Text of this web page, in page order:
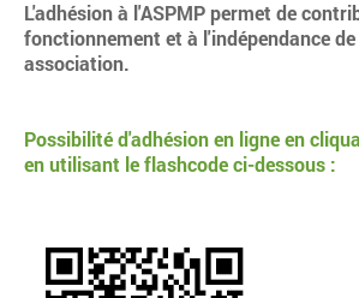
L'adhésion à l'ASPMP permet de
fonctionnement et à l'indépendance
association.
Possibilité d'adhésion en ligne en
en utilisant le flashcode ci-dessous :